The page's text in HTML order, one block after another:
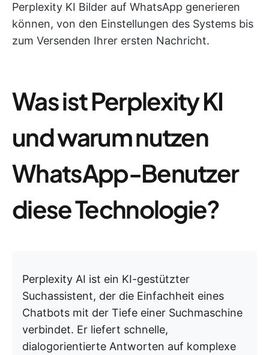
Perplexity KI Bilder auf WhatsApp generieren
können, von den Einstellungen des Systems bis
zum Versenden Ihrer ersten Nachricht.
Was ist Perplexity KI
und warum nutzen
WhatsApp-Benutzer
diese Technologie?
Perplexity AI ist ein KI-gestützter
Suchassistent, der die Einfachheit eines
Chatbots mit der Tiefe einer Suchmaschine
verbindet. Er liefert schnelle,
dialogorientierte Antworten auf komplexe